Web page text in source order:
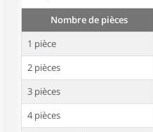
Nombre de pièces
1 pièce
2 pièces
3 pièces
4 pièces